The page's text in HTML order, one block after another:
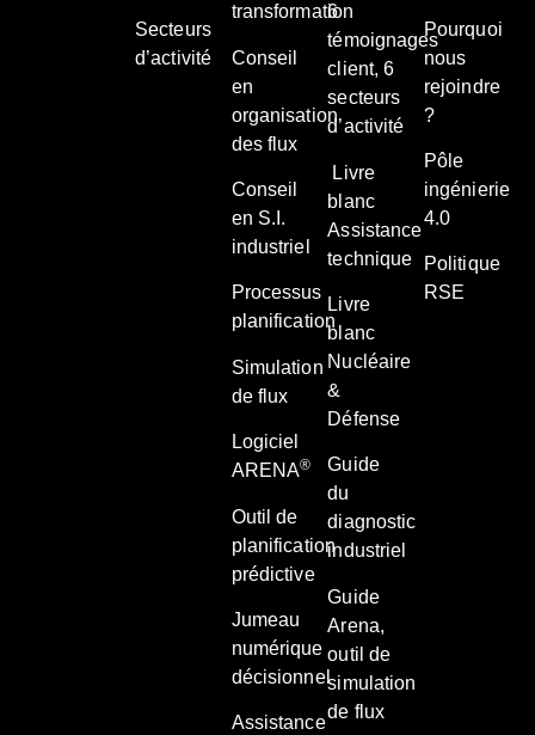
Secteurs
d’activité
transformation
Conseil
en
organisation
des flux
Conseil
en S.I.
industriel
Processus
planification
Simulation
de flux
Logiciel
ARENA®
Outil de
planification
prédictive
Jumeau
numérique
décisionnel
Assistance
6
témoignages
client, 6
secteurs
d’activité
Livre
blanc
Assistance
technique
Livre
blanc
Nucléaire
&
Défense
Guide
du
diagnostic
industriel
Guide
Arena,
outil de
simulation
de flux
Pourquoi
nous
rejoindre
?
Pôle
ingénierie
4.0
Politique
RSE